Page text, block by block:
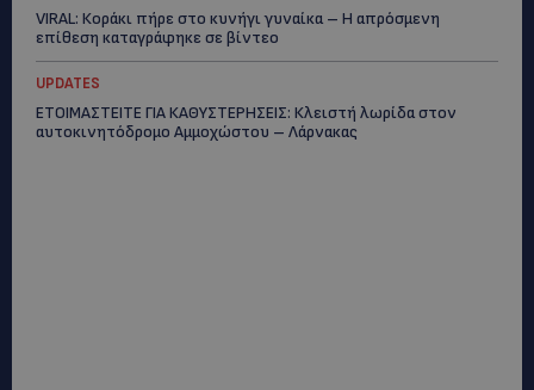
VIRAL: Κοράκι πήρε στο κυνήγι γυναίκα – Η απρόσμενη
επίθεση καταγράφηκε σε βίντεο
UPDATES
ΕΤΟΙΜΑΣΤΕΙΤΕ ΓΙΑ ΚΑΘΥΣΤΕΡΗΣΕΙΣ: Κλειστή λωρίδα στον
αυτοκινητόδρομο Αμμοχώστου – Λάρνακας